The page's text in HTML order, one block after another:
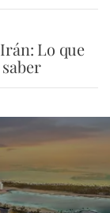
Lo que